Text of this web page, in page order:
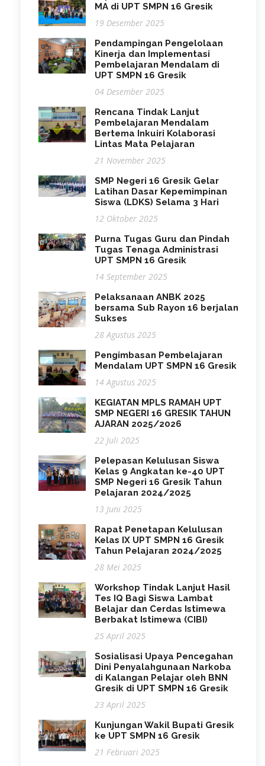
MA di UPT SMPN 16 Gresik
19 Desember 2025
Pendampingan Pengelolaan
Kinerja dan Implementasi
Pembelajaran Mendalam di
UPT SMPN 16 Gresik
04 Desember 2025
Rencana Tindak Lanjut
Pembelajaran Mendalam
Bertema Inkuiri Kolaborasi
Lintas Mata Pelajaran
21 November 2025
SMP Negeri 16 Gresik Gelar
Latihan Dasar Kepemimpinan
Siswa (LDKS) Selama 3 Hari
12 Oktober 2025
Purna Tugas Guru dan Pindah
Tugas Tenaga Administrasi
UPT SMPN 16 Gresik
14 September 2025
Pelaksanaan ANBK 2025
bersama Sub Rayon 16 berjalan
Sukses
28 Agustus 2025
Pengimbasan Pembelajaran
Mendalam UPT SMPN 16 Gresik
14 Agustus 2025
KEGIATAN MPLS RAMAH UPT
SMP NEGERI 16 GRESIK TAHUN
AJARAN 2025/2026
22 Juli 2025
Pelepasan Kelulusan Siswa
Kelas 9 Angkatan ke-40 UPT
SMP Negeri 16 Gresik Tahun
Pelajaran 2024/2025
13 Juni 2025
Rapat Penetapan Kelulusan
Kelas IX UPT SMPN 16 Gresik
Tahun Pelajaran 2024/2025
28 Mei 2025
Workshop Tindak Lanjut Hasil
Tes IQ Bagi Siswa Lambat
Belajar dan Cerdas Istimewa
Berbakat Istimewa (CIBI)
25 April 2025
Sosialisasi Upaya Pencegahan
Dini Penyalahgunaan Narkoba
di Kalangan Pelajar oleh BNN
Gresik di UPT SMPN 16 Gresik
23 April 2025
Kunjungan Wakil Bupati Gresik
ke UPT SMPN 16 Gresik
21 Februari 2025